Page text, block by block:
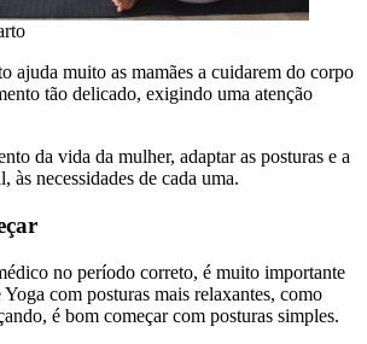
ajuda muito as mamães a cuidarem do corpo
tão delicado, exigindo uma atenção
da vida da mulher, adaptar as posturas e a
às necessidades de cada uma.
no período correto, é muito importante
Yoga com posturas mais relaxantes, como
é bom começar com posturas simples.